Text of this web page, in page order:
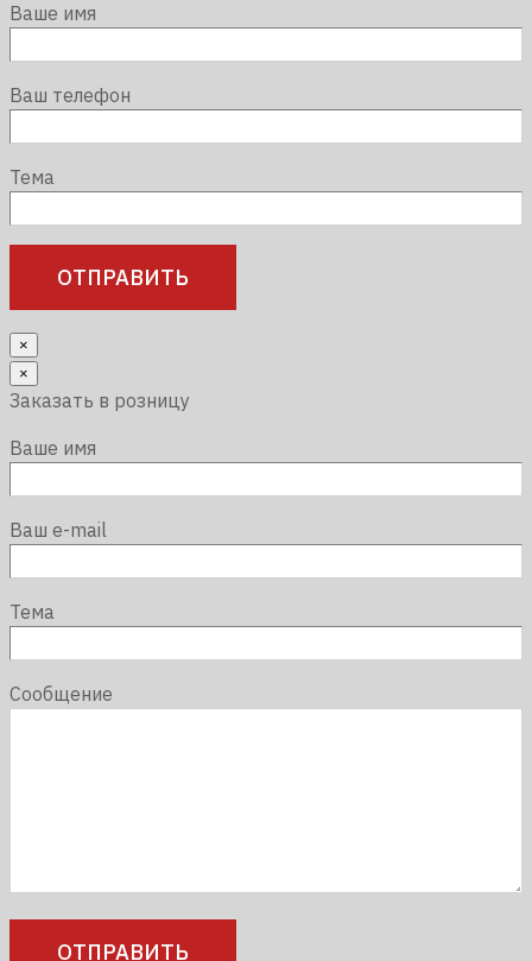
Ваше имя
Ваш телефон
Тема
×
×
Заказать в розницу
Ваше имя
Ваш e-mail
Тема
Сообщение